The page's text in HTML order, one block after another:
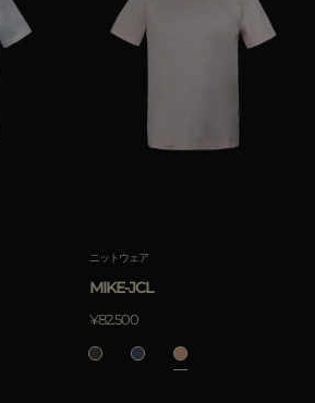
ニットウェア
MIKE-JCL
¥82.500